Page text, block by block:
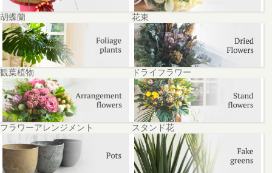
胡蝶蘭 花束
観葉植物 ドライフラワー
フラワーアレンジメント スタンド花